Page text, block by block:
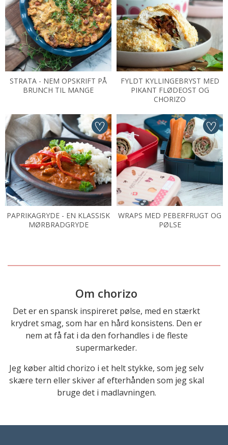
STRATA - NEM OPSKRIFT PÅ
BRUNCH TIL MANGE
FYLDT KYLLINGEBRYST MED
PIKANT FLØDEOST OG
CHORIZO
PAPRIKAGRYDE - EN KLASSISK
MØRBRADGRYDE
WRAPS MED PEBERFRUGT OG
PØLSE
Om chorizo
Det er en spansk inspireret pølse, med en stærkt
krydret smag, som har en hård konsistens. Den er
nem at få fat i da den forhandles i de fleste
supermarkeder.
Jeg køber altid chorizo i et helt stykke, som jeg selv
skære tern eller skiver af efterhånden som jeg skal
bruge det i madlavningen.